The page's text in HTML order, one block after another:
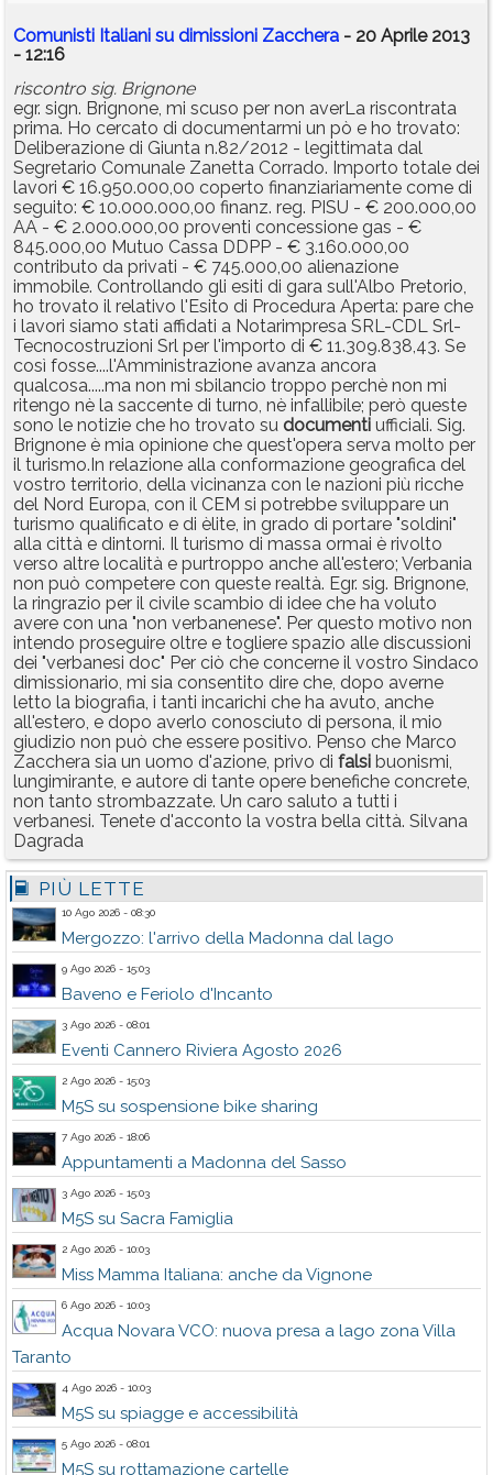
Comunisti Italiani su dimissioni Zacchera - 20 Aprile 2013
- 12:16
riscontro sig. Brignone
egr. sign. Brignone, mi scuso per non averLa riscontrata
prima. Ho cercato di documentarmi un pò e ho trovato:
Deliberazione di Giunta n.82/2012 - legittimata dal
Segretario Comunale Zanetta Corrado. Importo totale dei
lavori € 16.950.000,00 coperto finanziariamente come di
seguito: € 10.000.000,00 finanz. reg. PISU - € 200.000,00
AA - € 2.000.000,00 proventi concessione gas - €
845.000,00 Mutuo Cassa DDPP - € 3.160.000,00
contributo da privati - € 745.000,00 alienazione
immobile. Controllando gli esiti di gara sull'Albo Pretorio,
ho trovato il relativo l'Esito di Procedura Aperta: pare che
i lavori siamo stati affidati a Notarimpresa SRL-CDL Srl-
Tecnocostruzioni Srl per l'importo di € 11.309.838,43. Se
così fosse....l'Amministrazione avanza ancora
qualcosa.....ma non mi sbilancio troppo perchè non mi
ritengo nè la saccente di turno, nè infallibile; però queste
sono le notizie che ho trovato su documenti ufficiali. Sig.
Brignone è mia opinione che quest'opera serva molto per
il turismo.In relazione alla conformazione geografica del
vostro territorio, della vicinanza con le nazioni più ricche
del Nord Europa, con il CEM si potrebbe sviluppare un
turismo qualificato e di èlite, in grado di portare "soldini"
alla città e dintorni. Il turismo di massa ormai è rivolto
verso altre località e purtroppo anche all'estero; Verbania
non può competere con queste realtà. Egr. sig. Brignone,
la ringrazio per il civile scambio di idee che ha voluto
avere con una "non verbanenese". Per questo motivo non
intendo proseguire oltre e togliere spazio alle discussioni
dei "verbanesi doc" Per ciò che concerne il vostro Sindaco
dimissionario, mi sia consentito dire che, dopo averne
letto la biografia, i tanti incarichi che ha avuto, anche
all'estero, e dopo averlo conosciuto di persona, il mio
giudizio non può che essere positivo. Penso che Marco
Zacchera sia un uomo d'azione, privo di falsi buonismi,
lungimirante, e autore di tante opere benefiche concrete,
non tanto strombazzate. Un caro saluto a tutti i
verbanesi. Tenete d'acconto la vostra bella città. Silvana
Dagrada
PIÙ LETTE
10 Ago 2026 - 08:30
Mergozzo: l'arrivo della Madonna dal lago
9 Ago 2026 - 15:03
Baveno e Feriolo d'Incanto
3 Ago 2026 - 08:01
Eventi Cannero Riviera Agosto 2026
2 Ago 2026 - 15:03
M5S su sospensione bike sharing
7 Ago 2026 - 18:06
Appuntamenti a Madonna del Sasso
3 Ago 2026 - 15:03
M5S su Sacra Famiglia
2 Ago 2026 - 10:03
Miss Mamma Italiana: anche da Vignone
6 Ago 2026 - 10:03
Acqua Novara VCO: nuova presa a lago zona Villa
Taranto
4 Ago 2026 - 10:03
M5S su spiagge e accessibilità
5 Ago 2026 - 08:01
M5S su rottamazione cartelle